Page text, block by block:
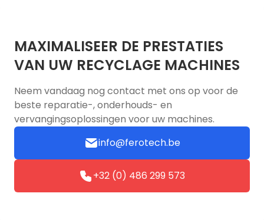
MAXIMALISEER DE PRESTATIES
VAN UW RECYCLAGE MACHINES
Neem vandaag nog contact met ons op voor de
beste reparatie-, onderhouds- en
vervangingsoplossingen voor uw machines.
info@ferotech.be
+32 (0) 486 299 573